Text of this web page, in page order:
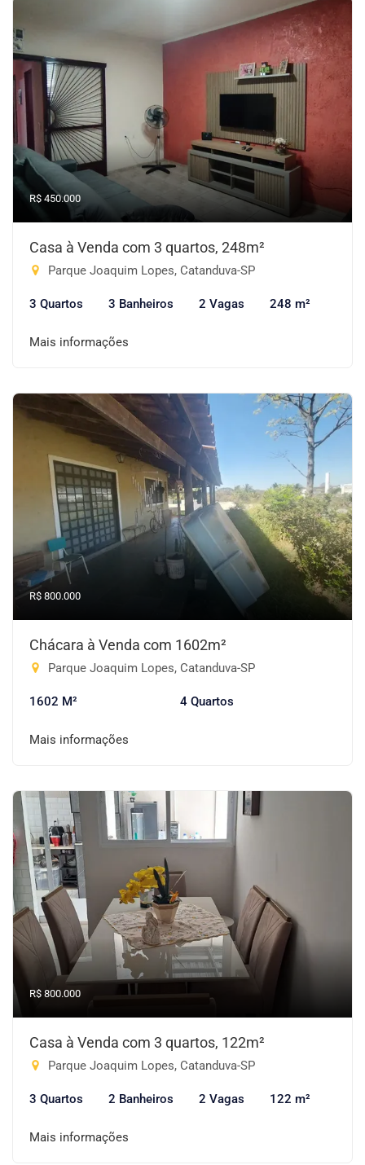
R$ 450.000
Casa à Venda com 3 quartos, 248m²
Parque Joaquim Lopes, Catanduva-SP
3 Quartos 3 Banheiros 2 Vagas 248 m²
Mais informações
R$ 800.000
Chácara à Venda com 1602m²
Parque Joaquim Lopes, Catanduva-SP
1602 M² 4 Quartos
Mais informações
R$ 800.000
Casa à Venda com 3 quartos, 122m²
Parque Joaquim Lopes, Catanduva-SP
3 Quartos 2 Banheiros 2 Vagas 122 m²
Mais informações